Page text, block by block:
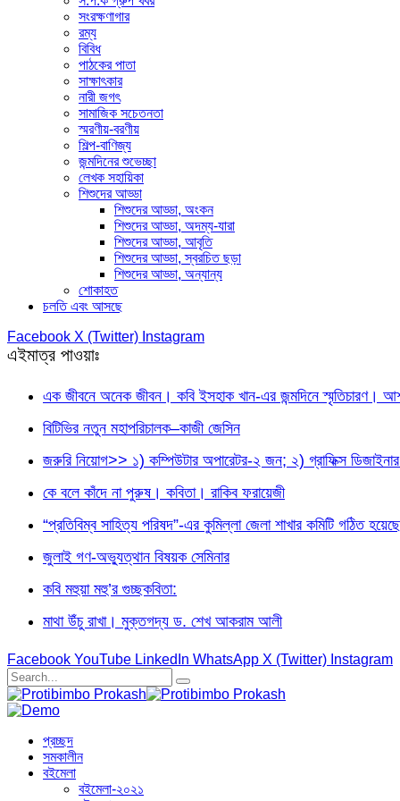
সংরক্ষণাগার
রম্য
বিবিধ
পাঠকের পাতা
সাক্ষাৎকার
নারী জগৎ
সামাজিক সচেতনতা
স্মরণীয়-বরণীয়
শিল্প-বাণিজ্য
জন্মদিনের শুভেচ্ছা
লেখক সহায়িকা
শিশুদের আড্ডা
শিশুদের আড্ডা, অংকন
শিশুদের আড্ডা, অদম্য-যারা
শিশুদের আড্ডা, আবৃতি
শিশুদের আড্ডা, স্বরচিত ছড়া
শিশুদের আড্ডা, অন্যান্য
শোকাহত
চলতি এবং আসছে
Facebook X (Twitter) Instagram
এইমাত্র পাওয়াঃ
এক জীবনে অনেক জীবন। কবি ইসহাক খান-এর জন্মদিনে স্মৃতিচারণ।
বিটিভির নতুন মহাপরিচালক–কাজী জেসিন
জরুরি নিয়োগ>> ১) কম্পিউটার অপারেটর-২ জন; ২) গ্রাফিক্স
কে বলে কাঁদে না পুরুষ। কবিতা। রাকিব ফরায়েজী
“প্রতিবিম্ব সাহিত্য পরিষদ”-এর কুমিল্লা জেলা শাখার কমিটি গঠিত হয়েছে
জুলাই গণ-অভ্যুত্থান বিষয়ক সেমিনার
কবি মহুয়া মহু’র গুচ্ছকবিতা:
মাথা উঁচু রাখা। মুক্তগদ্য ড. শেখ আকরাম আলী
Facebook YouTube LinkedIn WhatsApp X (Twitter) Instagram
প্রচ্ছদ
সমকালীন
বইমেলা
বইমেলা-২০২১